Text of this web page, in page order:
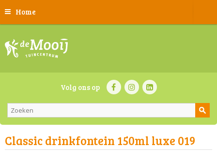
Home
Volg ons op
Classic drinkfontein 150ml luxe 019